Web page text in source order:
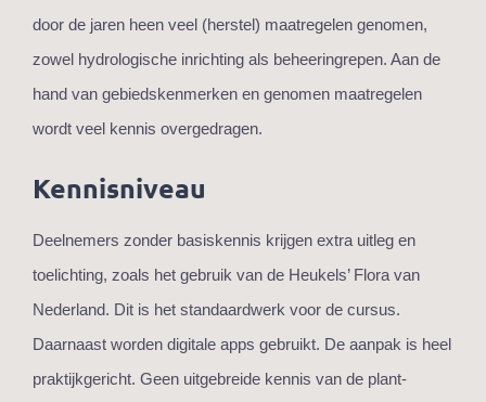
door de jaren heen veel (herstel) maatregelen genomen,
zowel hydrologische inrichting als beheeringrepen. Aan de
hand van gebiedskenmerken en genomen maatregelen
wordt veel kennis overgedragen.
Kennisniveau
Deelnemers zonder basiskennis krijgen extra uitleg en
toelichting, zoals het gebruik van de Heukels’ Flora van
Nederland. Dit is het standaardwerk voor de cursus.
Daarnaast worden digitale apps gebruikt. De aanpak is heel
praktijkgericht. Geen uitgebreide kennis van de plant-